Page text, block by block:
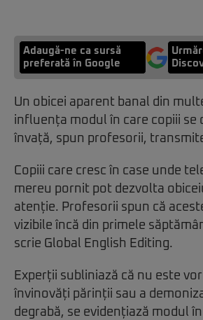
Adaugă-ne ca sursă
preferată în Google
Un obicei aparent banal din
influența modul în care copiii se
învață, spun profesorii,
Copiii care cresc în case unde
mereu pornit pot dezvolta
atenție. Profesorii spun că
vizibile încă din primele
scrie Global English Editing.
Experții subliniază că nu este
învinovăți părinții sau a
degrabă, se evidențiază modul